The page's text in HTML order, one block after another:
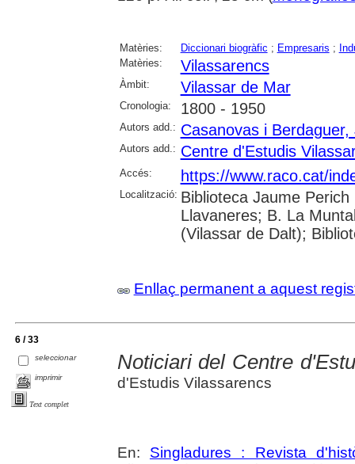
Matèries: Diccionari biogràfic ; Empresaris ;
Matèries:
Vilassarencs
Àmbit: Vilassar de Mar
Cronologia: 1800 - 1950
Autors add.: Casanovas i Berdaguer,
Autors add.: Centre d'Estudis
Accés: https://www.raco.cat/
Localització: Biblioteca Jaume
Llavaneres; B. La
(Vilassar de Dalt);
Enllaç permanent a aquest
6 / 33
seleccionar
imprimir
Text complet
Noticiari del Centre
d'Estudis Vilassarencs
En: Singladures : Revista